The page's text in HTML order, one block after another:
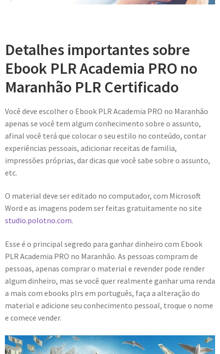
Detalhes importantes sobre
Ebook PLR Academia PRO no
Maranhão PLR Certificado
Você deve escolher o Ebook PLR Academia PRO no Maranhão
apenas se você tem algum conhecimento sobre o assunto,
afinal você terá que colocar o seu estilo no conteúdo, contar
experiências pessoais, adicionar receitas de familia,
impressões próprias, dar dicas que você sabe sobre o assunto,
etc.
O material deve ser editado no computador, com Microsoft
Word e as imagens podem ser feitas gratuitamente no site
studio.polotno.com.
Esse é o principal segredo para ganhar dinheiro com Ebook
PLR Academia PRO no Maranhão. As pessoas compram de
pessoas, apenas comprar o material e revender pode render
algum dinheiro, mas se você quer realmente ganhar uma renda
a mais com ebooks plrs em português, faça a alteração do
material e adicione seu conhecimento pessoal, troque o nome
e comece vender.